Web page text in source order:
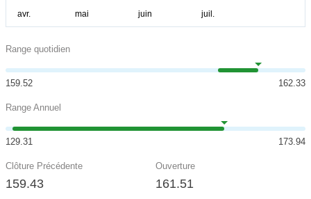
Range quotidien
159.52 162.33
Range Annuel
129.31 173.94
Clôture Précédente
159.43
Ouverture
161.51